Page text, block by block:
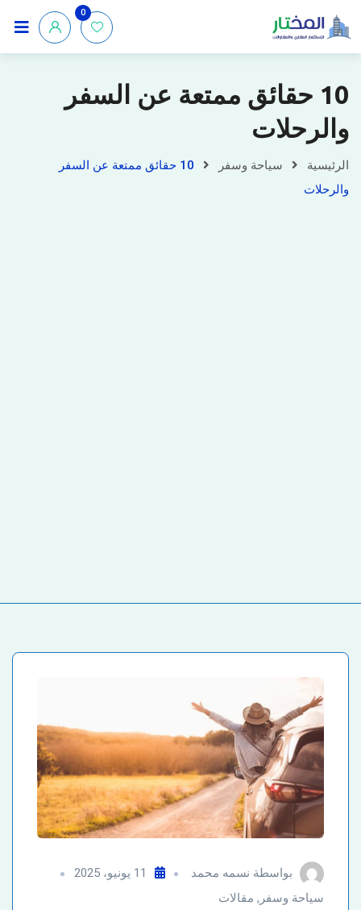
0
10 حقائق ممتعة عن السفر
والرحلات
الرئيسية سياحة وسفر
10 حقائق ممتعة عن السفر
والرحلات
بواسطة نسمه محمد
11 يونيو، 2025
سياحة وسفر , مقالات